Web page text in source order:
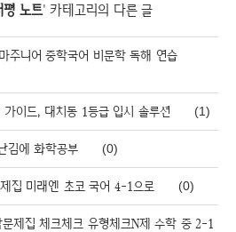
평 노트' 카테고리의 다른 글
주니어 중학국어 비문학 독해 연습
이드, 대치동 1등급 입시 솔루션 (1)
김에 화학공부 (0)
집 미래엔 초코 국어 4-1으로 (0)
제집 체크체크 유형체크N제 수학 중 2-1